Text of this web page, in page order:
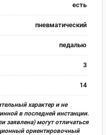
есть
пневматический
педалью
3
14
характер и не
в последней инстанции.
заявлена) могут отличаться
ориентировочный